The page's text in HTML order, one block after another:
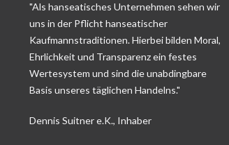
"Als hanseatisches Unternehmen sehen wir
uns in der Pflicht hanseatischer
Kaufmannstraditionen. Hierbei bilden Moral,
Ehrlichkeit und Transparenz ein festes
Wertesystem und sind die unabdingbare
Basis unseres täglichen Handelns."
Dennis Suitner e.K., Inhaber